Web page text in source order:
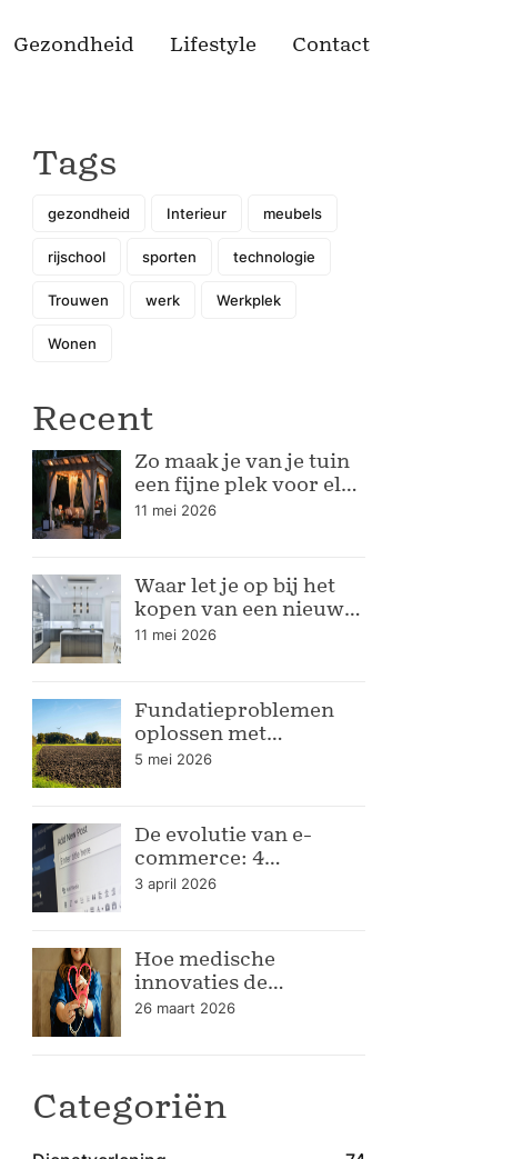
Gezondheid Lifestyle Contact
Tags
gezondheid Interieur meubels
rijschool sporten technologie
Trouwen werk Werkplek
Wonen
Recent
Zo maak je van je tuin
een fijne plek voor elk
seizoen
11 mei 2026
Waar let je op bij het
kopen van een nieuwe
keuken
11 mei 2026
Fundatieproblemen
oplossen met
bodemrapportage
5 mei 2026
De evolutie van e-
commerce: 4
verpakkingstrends
3 april 2026
Hoe medische
innovaties de
gezondheidszorg
26 maart 2026
Categoriën